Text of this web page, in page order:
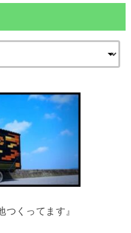
つくってます』